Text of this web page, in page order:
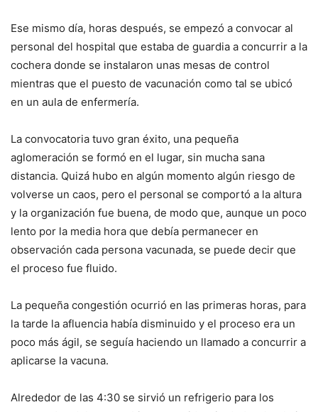
Ese mismo día, horas después, se empezó a convocar al
personal del hospital que estaba de guardia a concurrir a la
cochera donde se instalaron unas mesas de control
mientras que el puesto de vacunación como tal se ubicó
en un aula de enfermería.
La convocatoria tuvo gran éxito, una pequeña
aglomeración se formó en el lugar, sin mucha sana
distancia. Quizá hubo en algún momento algún riesgo de
volverse un caos, pero el personal se comportó a la altura
y la organización fue buena, de modo que, aunque un poco
lento por la media hora que debía permanecer en
observación cada persona vacunada, se puede decir que
el proceso fue fluido.
La pequeña congestión ocurrió en las primeras horas, para
la tarde la afluencia había disminuido y el proceso era un
poco más ágil, se seguía haciendo un llamado a concurrir a
aplicarse la vacuna.
Alrededor de las 4:30 se sirvió un refrigerio para los